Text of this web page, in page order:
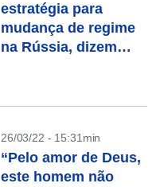
estratégia para
mudança de regime
na Rússia, dizem
26/03/22 - 15:31min
“Pelo amor de Deus,
este homem não